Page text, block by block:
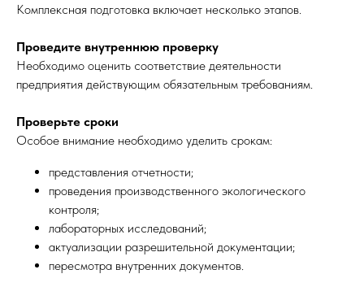
Комплексная подготовка включает несколько этапов.
Проведите внутреннюю проверку
Необходимо оценить соответствие деятельности
предприятия действующим обязательным требованиям.
Проверьте сроки
Особое внимание необходимо уделить срокам:
представления отчетности;
проведения производственного экологического
контроля;
лабораторных исследований;
актуализации разрешительной документации;
пересмотра внутренних документов.